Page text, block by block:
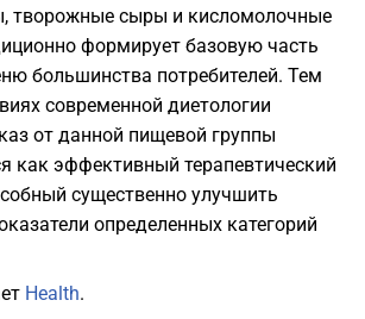
творожные сыры и кисломолочные
формирует базовую часть
большинства потребителей. Тем
современной диетологии
от данной пищевой группы
как эффективный терапевтический
существенно улучшить
определенных категорий
Health.